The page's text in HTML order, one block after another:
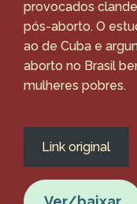
provocados
pós-aborto. O
ao de Cuba e
aborto no Brasil
mulheres pobres.
Link original